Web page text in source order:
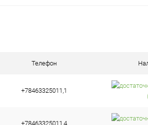
Телефон
+78463325011,1
+78463325011,4